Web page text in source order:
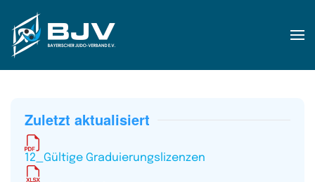
Zum Hauptinhalt springen
Zuletzt aktualisiert
12_Gültige Graduierungslizenzen